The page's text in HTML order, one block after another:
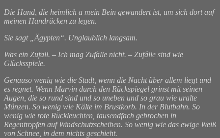
Die Hand, die heimlich a mein Bein gewandert ist, um sich dort auf
meinen Handrücken zu legen.
Sie sagt „Ägypten“. Unglaublich langsam.
Was ein Zufall. – Ich mag Zufälle nicht. – Zufälle sind wie
Glücksspiele.
Genauso wenig wie die Stadt, wenn die Nacht über allem liegt und
es regnet. Wenn Marvin durch den Rückspiegel grinst mit seinen
Augen, die so rund sind und so uneben und so grau wie uralte
Münzen. So wenig wie Kälte im Brustkorb. In der Blutbahn. So
wenig wie rote Rückleuchten, tausendfach gebrochen in
Regentropfen auf Windschutzscheiben. So wenig wie das ewige Weiß
von Schnee, in dem nichts geschieht.